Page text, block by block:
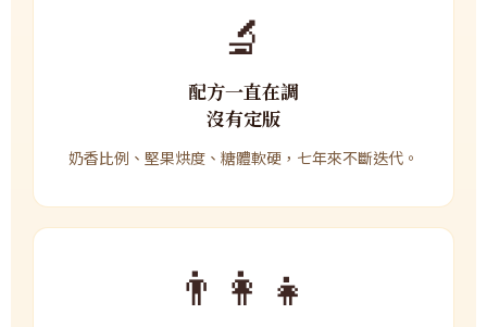
🔬
配方一直在調
沒有定版
奶香比例、堅果烘度、糖體軟硬，七年來不斷迭代。
👨‍👩‍👧